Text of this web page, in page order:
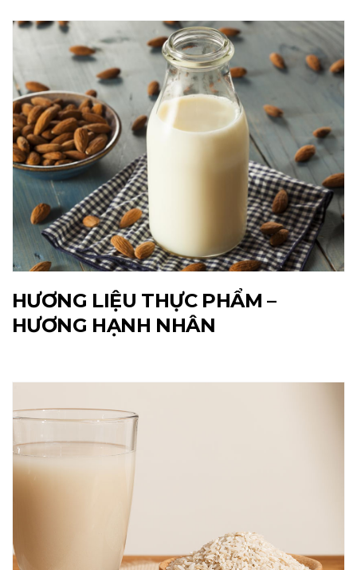
HƯƠNG LIỆU THỰC PHẨM –
HƯƠNG HẠNH NHÂN